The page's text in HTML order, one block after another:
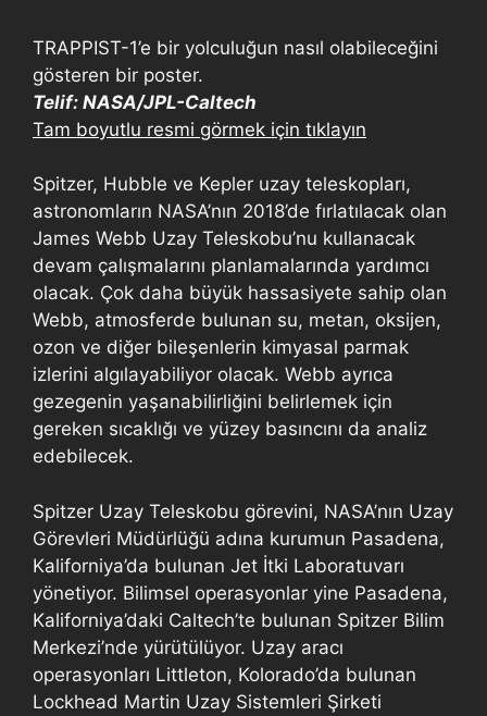
TRAPPIST-1’e bir yolculuğun nasıl olabileceğini
gösteren bir poster.
Telif: NASA/JPL-Caltech
Tam boyutlu resmi görmek için tıklayın
Spitzer, Hubble ve Kepler uzay teleskopları,
astronomların NASA’nın 2018’de fırlatılacak olan
James Webb Uzay Teleskobu’nu kullanacak
devam çalışmalarını planlamalarında yardımcı
olacak. Çok daha büyük hassasiyete sahip olan
Webb, atmosferde bulunan su, metan, oksijen,
ozon ve diğer bileşenlerin kimyasal parmak
izlerini algılayabiliyor olacak. Webb ayrıca
gezegenin yaşanabilirliğini belirlemek için
gereken sıcaklığı ve yüzey basıncını da analiz
edebilecek.
Spitzer Uzay Teleskobu görevini, NASA’nın Uzay
Görevleri Müdürlüğü adına kurumun Pasadena,
Kaliforniya’da bulunan Jet İtki Laboratuvarı
yönetiyor. Bilimsel operasyonlar yine Pasadena,
Kaliforniya’daki Caltech’te bulunan Spitzer Bilim
Merkezi’nde yürütülüyor. Uzay aracı
operasyonları Littleton, Kolorado’da bulunan
Lockhead Martin Uzay Sistemleri Şirketi